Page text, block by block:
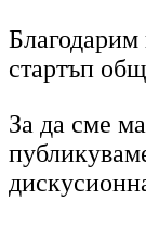
Благодарим
стартъп
За да сме